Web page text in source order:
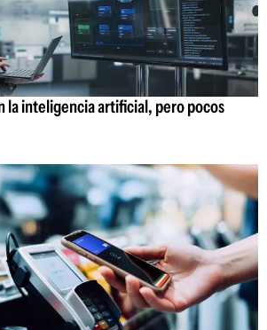
la inteligencia artificial, pero pocos